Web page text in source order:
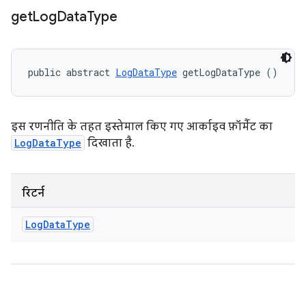
getLogDataType
public abstract LogDataType getLogDataType ()
इस रणनीति के तहत इस्तेमाल किए गए आर्काइव फ़ॉर्मैट का
LogDataType दिखाता है.
रिटर्न
LogDataType